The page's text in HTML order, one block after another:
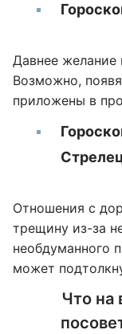
Давнее желание
Возможно,
приложены в
Отношения с
трещину из-за
необдуманного
может
Что на